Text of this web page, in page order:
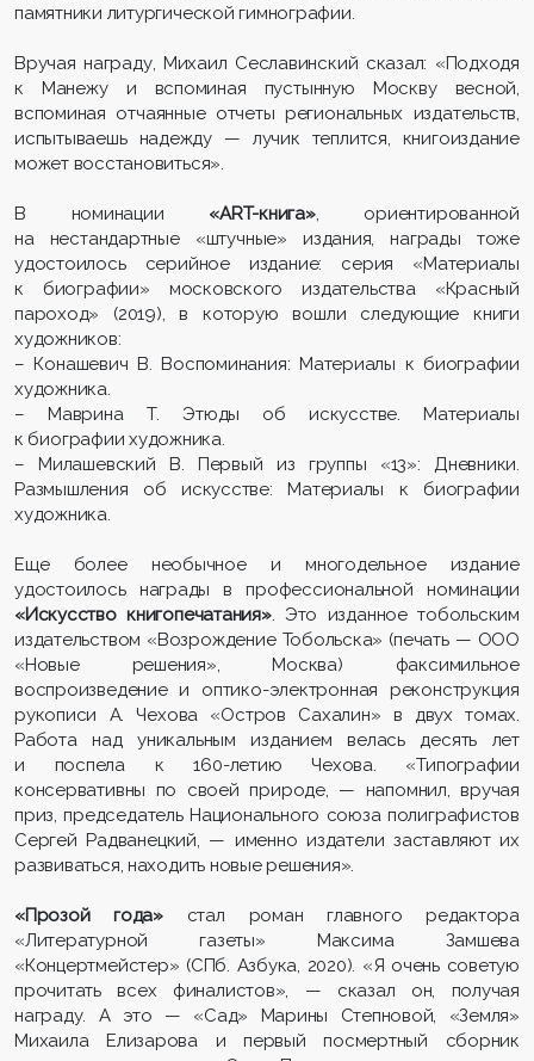
памятники литургической гимнографии.
Вручая награду, Михаил Сеславинский сказал: «Подходя
к Манежу и вспоминая пустынную Москву весной,
вспоминая отчаянные отчеты региональных издательств,
испытываешь надежду — лучик теплится, книгоиздание
может восстановиться».
В номинации «АRT-книга», ориентированной
на нестандартные «штучные» издания, награды тоже
удостоилось серийное издание: серия «Материалы
к биографии» московского издательства «Красный
пароход» (2019), в которую вошли следующие книги
художников:
– Конашевич В. Воспоминания: Материалы к биографии
художника.
– Маврина Т. Этюды об искусстве. Материалы
к биографии художника.
– Милашевский В. Первый из группы «13»: Дневники.
Размышления об искусстве: Материалы к биографии
художника.
Еще более необычное и многодельное издание
удостоилось награды в профессиональной номинации
«Искусство книгопечатания». Это изданное тобольским
издательством «Возрождение Тобольска» (печать — ООО
«Новые решения», Москва) факсимильное
воспроизведение и оптико-электронная реконструкция
рукописи А. Чехова «Остров Сахалин» в двух томах.
Работа над уникальным изданием велась десять лет
и поспела к 160-летию Чехова. «Типографии
консервативны по своей природе, — напомнил, вручая
приз, председатель Национального союза полиграфистов
Сергей Радванецкий, — именно издатели заставляют их
развиваться, находить новые решения».
«Прозой года» стал роман главного редактора
«Литературной газеты» Максима Замшева
«Концертмейстер» (СПб. Азбука, 2020). «Я очень советую
прочитать всех финалистов», — сказал он, получая
награду. А это — «Сад» Марины Степновой, «Земля»
Михаила Елизарова и первый посмертный сборник